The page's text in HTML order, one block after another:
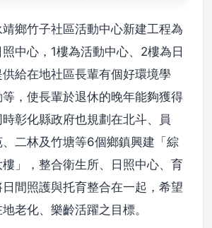
鄉竹子社區活動中心新建工程為
中心，1樓為活動中心、2樓為日
給在地社區長輩有個好環境學
，使長輩於退休的晚年能夠獲得
彰化縣政府也規劃在北斗、員
二林及竹塘等6個鄉鎮興建「綜
」，整合衛生所、日照中心、育
間照護與托育整合在一起，希望
老化、樂齡活躍之目標。